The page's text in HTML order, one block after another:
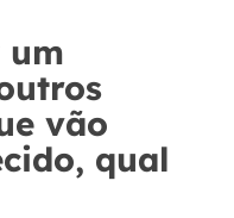
um
vão
qual